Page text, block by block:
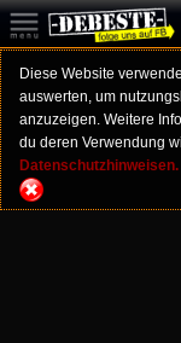
Diese Website
auswerten, um
anzuzeigen. Weitere
du deren Verwendung
Datenschutzhinweisen.